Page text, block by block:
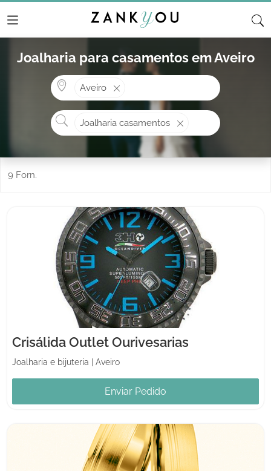
Joalharia para casamentos em Aveiro
Aveiro
O que procura?
Joalharia casamentos
9 Forn.
Crisálida Outlet Ourivesarias
Joalharia e bijuteria Aveiro
Enviar Pedido